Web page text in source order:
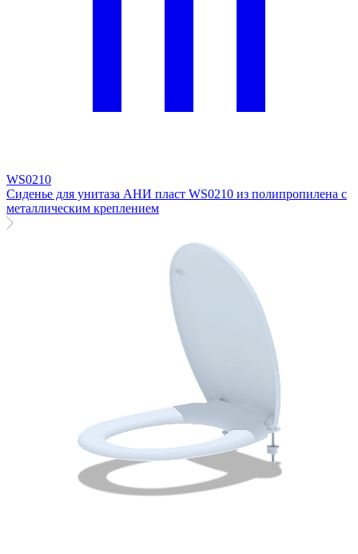
WS0210
Сиденье для унитаза АНИ пласт WS0210 из полипропилена с
металлическим креплением